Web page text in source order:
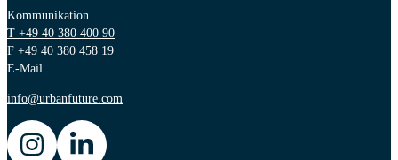
Kommunikation
T +49 40 380 400 90
F +49 40 380 458 19
E-Mail
info@urbanfuture.com